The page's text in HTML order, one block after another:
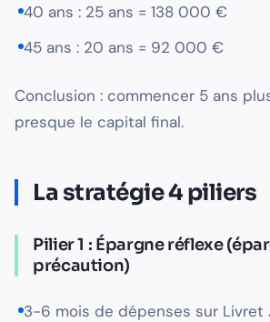
40 ans : 25 ans = 138 000 €
45 ans : 20 ans = 92 000 €
Conclusion : commencer 5 ans
presque le capital final.
La stratégie 4 piliers
Pilier 1 : Épargne réflexe
précaution)
3-6 mois de dépenses sur Livret